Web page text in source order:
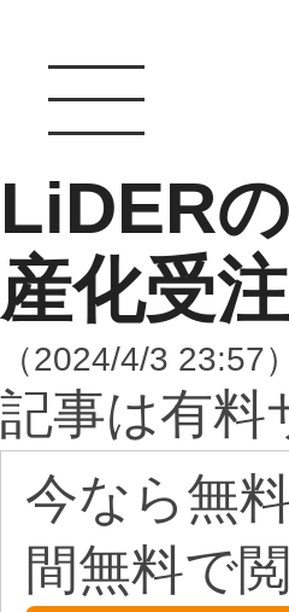
LiDER
産化受注
（2024/4/3 23:57）
記事は有料
今なら無
間無料で